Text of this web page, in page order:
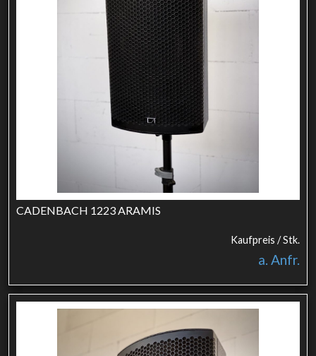
CADENBACH 1223 ARAMIS
Kaufpreis / Stk.
a. Anfr.